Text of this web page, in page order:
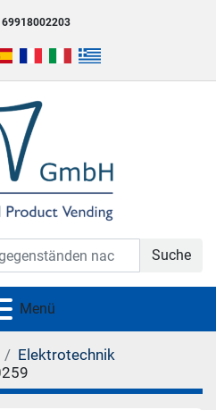
69918002203
Suche
Menü
Elektrotechnik